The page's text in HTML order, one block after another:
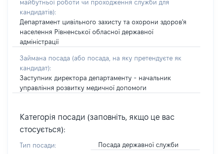
майбутньої роботи чи проходження служби для
кандидатів):
Департамент цивільного захисту та охорони здоров'я
населення Рівненської обласної державної
адміністрації
Займана посада (або посада, на яку претендуєте як
кандидат):
Заступник директора департаменту - начальник
управління розвитку медичної допомоги
Категорія посади (заповніть, якщо це вас
стосується):
Тип посади: Посада державної служби